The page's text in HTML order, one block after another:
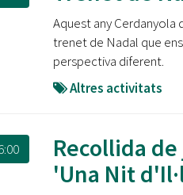
jove 2026
Cerdanyola opta a més de 5
l'entorn de l'avinguda Catalunya
tret de sortida al festival
L’Ajuntament reparteix
Aquest any Cerdanyola
trenet de Nadal que
perspectiva diferent.
Altres activitats
Recollida
'Una Nit